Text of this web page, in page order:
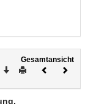
Gesamtansicht
Download
DruckenVorheriges